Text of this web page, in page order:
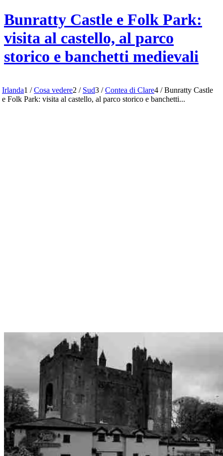
Bunratty Castle e Folk Park:
visita al castello, al parco
storico e banchetti medievali
Irlanda1 / Cosa vedere2 / Sud3 / Contea di Clare4 / Bunratty Castle
e Folk Park: visita al castello, al parco storico e banchetti...